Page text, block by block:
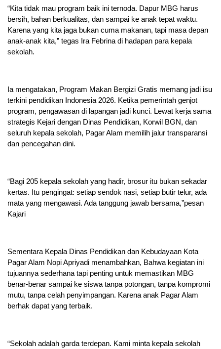
“Kita tidak mau program baik ini ternoda. Dapur MBG harus
bersih, bahan berkualitas, dan sampai ke anak tepat waktu.
Karena yang kita jaga bukan cuma makanan, tapi masa depan
anak-anak kita,” tegas Ira Febrina di hadapan para kepala
sekolah.
Ia mengatakan, Program Makan Bergizi Gratis memang jadi isu
terkini pendidikan Indonesia 2026. Ketika pemerintah genjot
program, pengawasan di lapangan jadi kunci. Lewat kerja sama
strategis Kejari dengan Dinas Pendidikan, Korwil BGN, dan
seluruh kepala sekolah, Pagar Alam memilih jalur transparansi
dan pencegahan dini.
“Bagi 205 kepala sekolah yang hadir, brosur itu bukan sekadar
kertas. Itu pengingat: setiap sendok nasi, setiap butir telur, ada
mata yang mengawasi. Ada tanggung jawab bersama,”pesan
Kajari
Sementara Kepala Dinas Pendidikan dan Kebudayaan Kota
Pagar Alam Nopi Apriyadi menambahkan, Bahwa kegiatan ini
tujuannya sederhana tapi penting untuk memastikan MBG
benar-benar sampai ke siswa tanpa potongan, tanpa kompromi
mutu, tanpa celah penyimpangan. Karena anak Pagar Alam
berhak dapat yang terbaik.
“Sekolah adalah garda terdepan. Kami minta kepala sekolah